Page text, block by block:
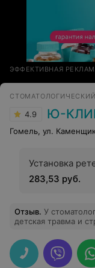
ЭФФЕКТИВНАЯ
4.9 Ю-
Гомель, ул.
Установка
283,53 руб.
Отзыв. У
детская травма и
Александрович
понял что всё так
Александрович